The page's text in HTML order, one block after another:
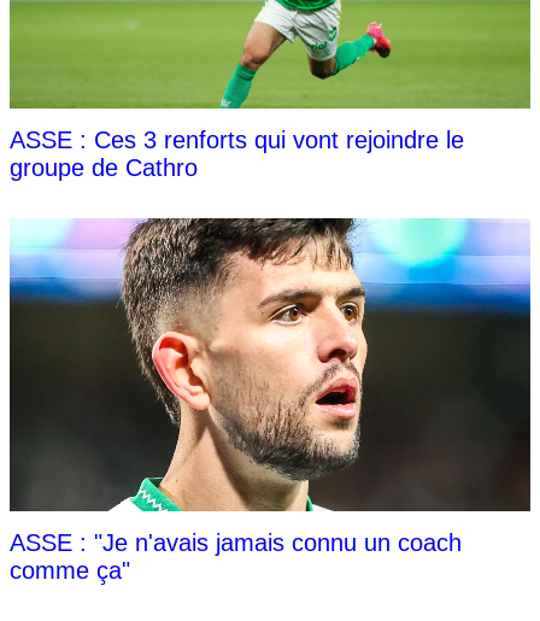
ASSE : Ces 3 renforts qui vont rejoindre le
groupe de Cathro
ASSE : "Je n'avais jamais connu un coach
comme ça"